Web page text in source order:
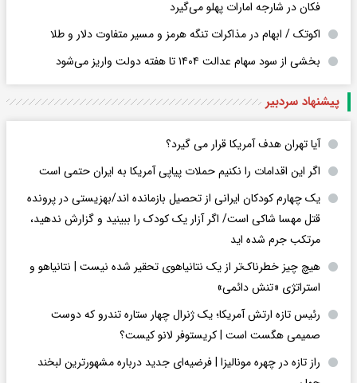
فکان در شارجه امارات پهلو می‌گیرد
اکوتک / ابهام در مذاکرات تنگه هرمز و مسیر متفاوت دلار و طلا
بخشی از سود سهام عدالت ۱۴۰۴ تا هفته دولت واریز می‌شود
پیشنهاد سردبیر
آیا تهران هدف آمریکا قرار می گیرد؟
اگر این اقدامات را نکنیم حملات پیاپی آمریکا به ایران حتمی است
یک چهارم کودکان ایرانی از تحصیل بازمانده اند/بهزیستی در پرونده
قتل مهسا شاکی است/ اگر آزار یک کودک را ببینید و گزارش ندهید،
مرتکب جرم شده اید
هیچ چیز خطرناک‌تر از یک نتانیاهوی تحقیر شده نیست | نتانیاهو و
استراتژی «تنش دائمی»
رئیس تازه ارتش آمریکا؛ یک ژنرال چهار ستاره تندرو که دوست
صمیمی هگست است | کریستوفر لانو کیست؟
راز تازه در چهره مونالیزا | فرضیه‌ای جدید درباره مشهورترین لبخند